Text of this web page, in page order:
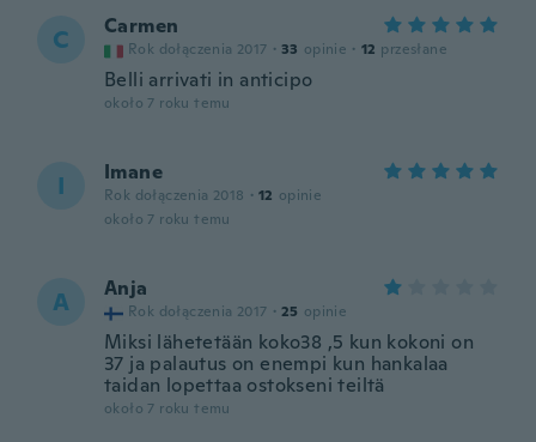
C Carmen
Rok dołączenia 2017 · 33 opinie · 12 przesłane
Belli arrivati in anticipo
około 7 roku temu
I Imane
Rok dołączenia 2018 · 12 opinie
około 7 roku temu
A Anja
Rok dołączenia 2017 · 25 opinie
Miksi lähetetään koko38 ,5 kun kokoni on
37 ja palautus on enempi kun hankalaa
taidan lopettaa ostokseni teiltä
około 7 roku temu